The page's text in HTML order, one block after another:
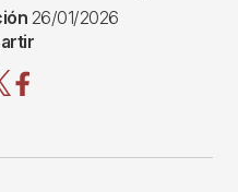
26/01/2026